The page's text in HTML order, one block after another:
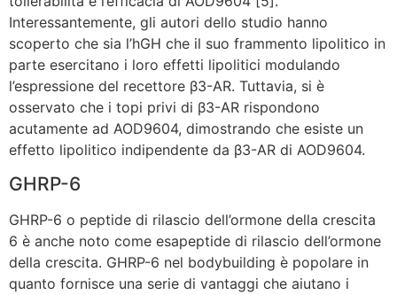
Interessantemente, gli autori dello studio hanno
scoperto che sia l’hGH che il suo frammento lipolitico in
parte esercitano i loro effetti lipolitici modulando
l’espressione del recettore β3-AR. Tuttavia, si è
osservato che i topi privi di β3-AR rispondono
acutamente ad AOD9604, dimostrando che esiste un
effetto lipolitico indipendente da β3-AR di AOD9604.
GHRP-6
GHRP-6 o peptide di rilascio dell’ormone della crescita
6 è anche noto come esapeptide di rilascio dell’ormone
della crescita. GHRP-6 nel bodybuilding è popolare in
quanto fornisce una serie di vantaggi che aiutano i